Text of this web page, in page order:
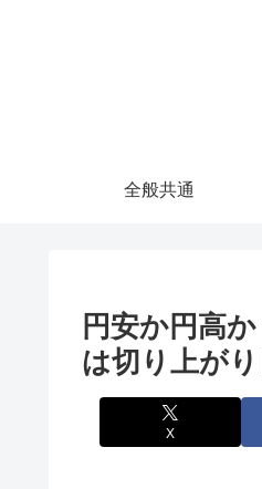
全般共通
円安か円高
は切り上が
X